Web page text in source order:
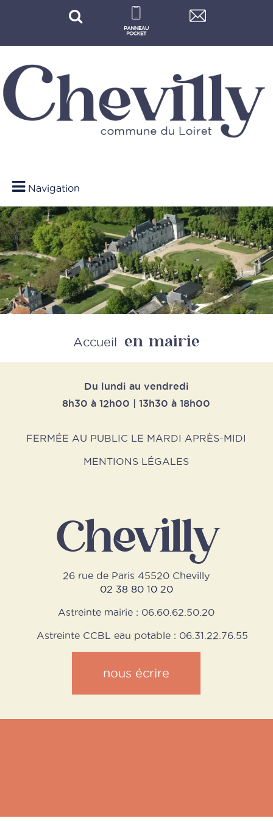
Navigation
Retour
Accueil en mairie
Du lundi au vendredi
8h30 à 12h00 | 13h30 à 18h00
FERMÉE AU PUBLIC LE MARDI APRÈS-MIDI
MENTIONS LÉGALES
Chevilly
26 rue de Paris 45520 Chevilly
02 38 80 10 20
Astreinte mairie : 06.60.62.50.20
Astreinte CCBL eau potable : 06.31.22.76.55
nous écrire